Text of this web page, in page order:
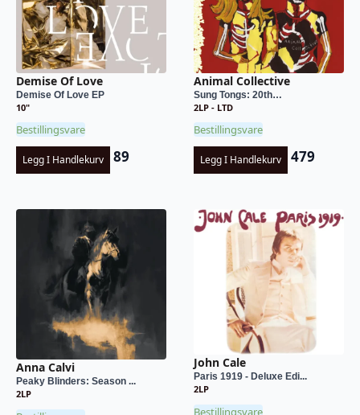
Demise Of Love
Demise Of Love EP
10"
Bestillingsvare
Legg I Handlekurv 89
Animal Collective
Sung Tongs: 20th…
2LP - LTD
Bestillingsvare
Legg I Handlekurv 479
Anna Calvi
Peaky Blinders: Season ...
2LP
John Cale
Paris 1919 - Deluxe Edi...
2LP
Bestillingsvare